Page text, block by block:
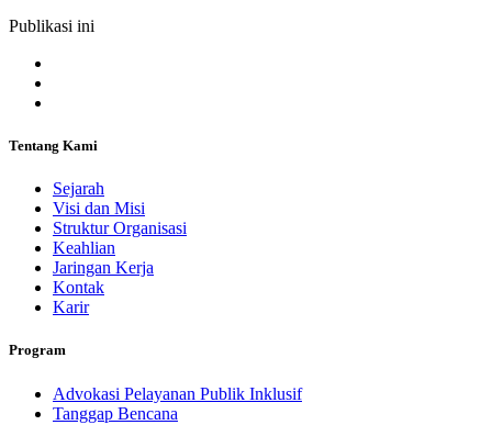
Publikasi ini
Tentang Kami
Sejarah
Visi dan Misi
Struktur Organisasi
Keahlian
Jaringan Kerja
Kontak
Karir
Program
Advokasi Pelayanan Publik Inklusif
Tanggap Bencana